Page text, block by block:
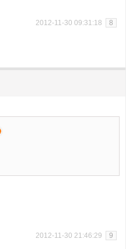
2012-11-30 09:31:18 8
2012-11-30 21:46:29 9